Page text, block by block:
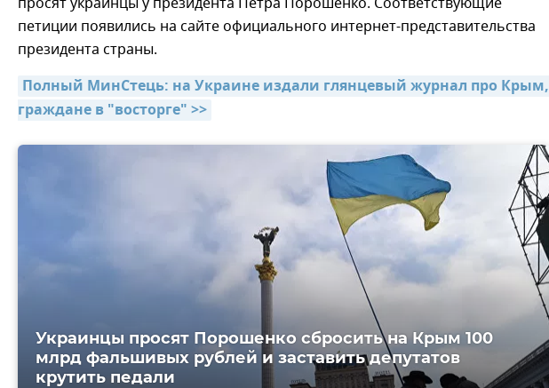
петиции появились на сайте официального интернет-представительства
президента страны.
Полный МинСтець: на Украине издали глянцевый журнал про Крым,
граждане в "восторге" >>
Украинцы просят Порошенко сбросить на Крым 100
млрд фальшивых рублей и заставить депутатов
крутить педали